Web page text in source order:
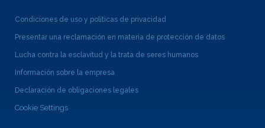
Condiciones de uso y políticas de privacidad
Presentar una reclamación en materia de protección de datos
Lucha contra la esclavitud y la trata de seres humanos
Información sobre la empresa
Declaración de obligaciones legales
Cookie Settings